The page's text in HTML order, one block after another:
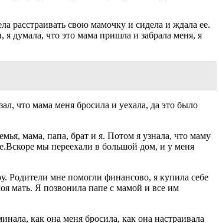
расстраивать свою мамочку и сидела и ждала ее.
я думала, что это мама пришла и забрала меня, я
что мама меня бросила и уехала, да это было
мама, папа, брат и я. Потом я узнала, что маму
мы переехали в большой дом, и у меня
Родители мне помогли финансово, я купила себе
мать. Я позвонила папе с мамой и все им
как она меня бросила, как она настраивала